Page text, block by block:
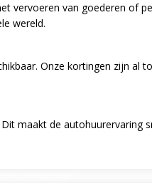
vervoeren van goederen of
wereld.
Onze kortingen zijn al
maakt de autohuurervaring